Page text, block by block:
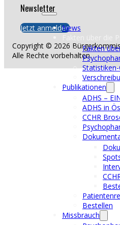
News
Fakten
Publikationen
ADHS –
ADHS in
CCHR
Bestellen
Missbrauch
Newsletter
Jetzt anmelden
Copyright © 2026
Alle Rechte vorbehalten.